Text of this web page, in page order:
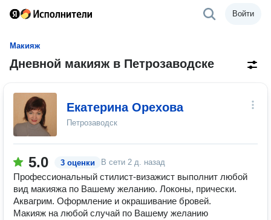
Войти
Макияж
Дневной макияж в Петрозаводске
Екатерина Орехова
Петрозаводск
5.0 3 оценки В сети 2 д. назад
Профессиональный стилист-визажист выполнит любой
вид макияжа по Вашему желанию. Локоны, прически.
Аквагрим. Оформление и окрашивание бровей.
Макияж на любой случай по Вашему желанию